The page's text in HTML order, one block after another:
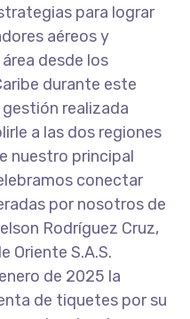
para lograr
aéreos y
desde los
durante este
realizada
a las dos regiones
nuestro principal
conectar
por nosotros de
Rodríguez Cruz,
Oriente S.A.S.
de 2025 la
de tiquetes por su